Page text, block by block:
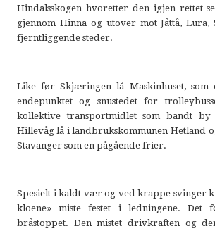
Hindalsskogen hvoretter den igjen rettet
gjennom Hinna og utover mot Jåttå, Lura,
fjerntliggende steder.
Like før Skjæringen lå Maskinhuset, som
endepunktet og snustedet for
kollektive transportmidlet som bandt by
Hillevåg lå i landbrukskommunen Hetland
Stavanger som en pågående frier.
Spesielt i kaldt vær og ved krappe svinger
kloene» miste festet i ledningene. Det
bråstoppet. Den mistet drivkraften og